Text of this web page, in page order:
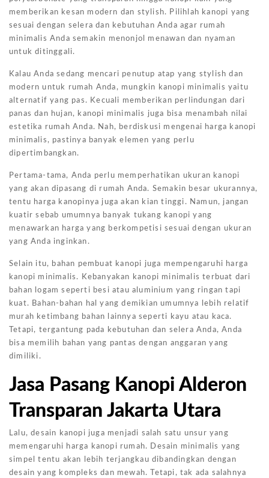
memberikan kesan modern dan stylish. Pilihlah kanopi yang
sesuai dengan selera dan kebutuhan Anda agar rumah
minimalis Anda semakin menonjol menawan dan nyaman
untuk ditinggali.
Kalau Anda sedang mencari penutup atap yang stylish dan
modern untuk rumah Anda, mungkin kanopi minimalis yaitu
alternatif yang pas. Kecuali memberikan perlindungan dari
panas dan hujan, kanopi minimalis juga bisa menambah nilai
estetika rumah Anda. Nah, berdiskusi mengenai harga kanopi
minimalis, pastinya banyak elemen yang perlu
dipertimbangkan.
Pertama-tama, Anda perlu memperhatikan ukuran kanopi
yang akan dipasang di rumah Anda. Semakin besar ukurannya,
tentu harga kanopinya juga akan kian tinggi. Namun, jangan
kuatir sebab umumnya banyak tukang kanopi yang
menawarkan harga yang berkompetisi sesuai dengan ukuran
yang Anda inginkan.
Selain itu, bahan pembuat kanopi juga mempengaruhi harga
kanopi minimalis. Kebanyakan kanopi minimalis terbuat dari
bahan logam seperti besi atau aluminium yang ringan tapi
kuat. Bahan-bahan hal yang demikian umumnya lebih relatif
murah ketimbang bahan lainnya seperti kayu atau kaca.
Tetapi, tergantung pada kebutuhan dan selera Anda, Anda
bisa memilih bahan yang pantas dengan anggaran yang
dimiliki.
Jasa Pasang Kanopi Alderon
Transparan Jakarta Utara
Lalu, desain kanopi juga menjadi salah satu unsur yang
memengaruhi harga kanopi rumah. Desain minimalis yang
simpel tentu akan lebih terjangkau dibandingkan dengan
desain yang kompleks dan mewah. Tetapi, tak ada salahnya